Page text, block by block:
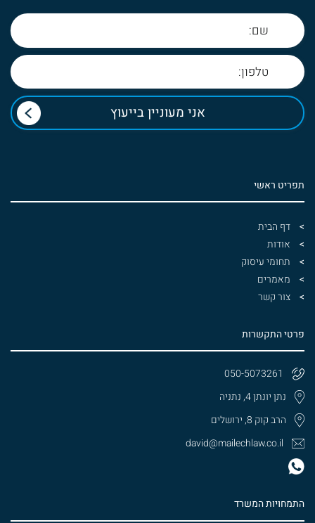
תפריט ראשי
דף הבית
אודות
תחומי עיסוק
מאמרים
צור קשר
התמחויות המשרד
פרטי התקשרות
050-5073261
נתן יונתן 4, נתניה
הרב קוק 8, ירושלים
david@mailechlaw.co.il